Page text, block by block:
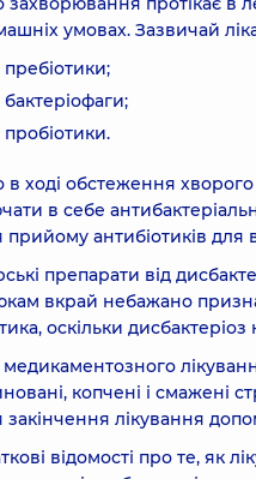
умовах. Зазвичай
пребіотики;
бактеріофаги;
пробіотики.
ході обстеження хворого
в себе
прийому антибіотиків
препарати від
вкрай небажано
оскільки
копчені і смажені
закінчення лікування
відомості про те, як